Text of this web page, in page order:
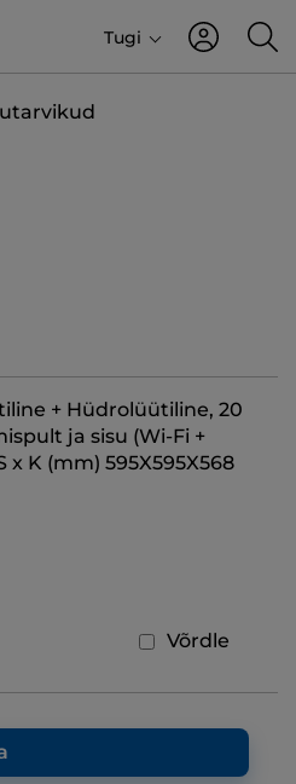
Tugi
+ Hüdrolüütiline, 20
ja sisu (Wi-Fi +
x K (mm) 595X595X568
Võrdle